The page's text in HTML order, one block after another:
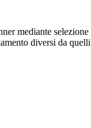
mediante
diversi da